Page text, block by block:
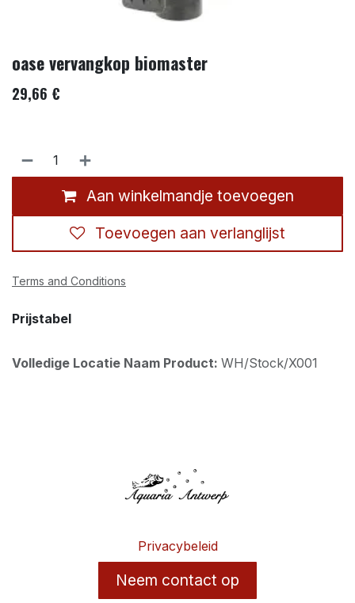
oase vervangkop biomaster
29,66 €
Aan winkelmandje toevoegen
Toevoegen aan verlanglijst
Terms and Conditions
Prijstabel
Volledige Locatie Naam Product: WH/Stock/X001
Privacybeleid
Neem contact op